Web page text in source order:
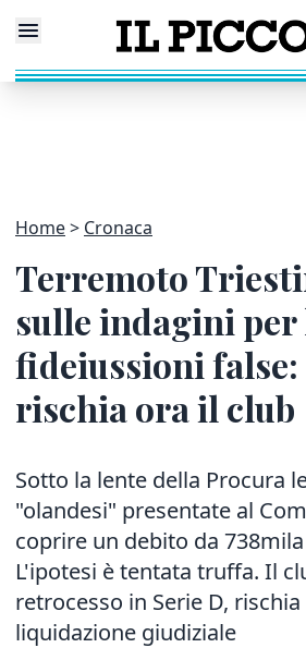
Home Cronaca
Terremoto
sulle indagini per
fideiussioni false:
rischia ora il club
Sotto la lente della Procura
"olandesi" presentate al
coprire un debito da
L'ipotesi è tentata truffa. Il
retrocesso in Serie D, rischia
liquidazione giudiziale